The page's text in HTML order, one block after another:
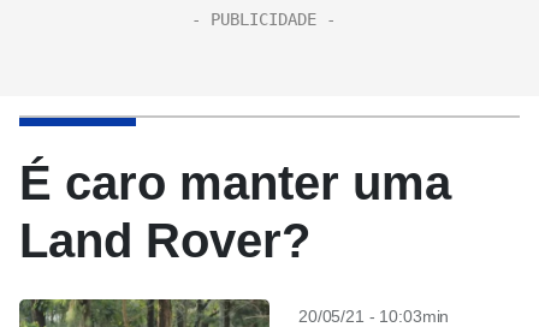
É caro manter uma
Land Rover?
20/05/21 - 10:03min